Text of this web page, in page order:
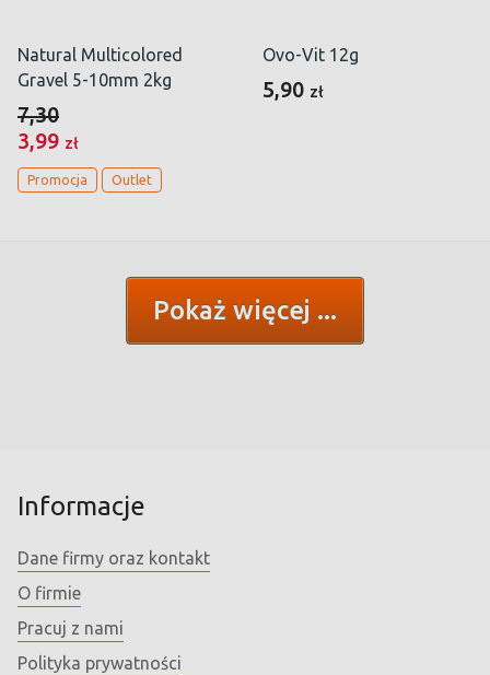
Natural Multicolored
Gravel 5-10mm 2kg
7,30
3,99 zł
Promocja Outlet
Ovo-Vit 12g
5,90 zł
Pokaż więcej
Informacje
Dane firmy oraz kontakt
O firmie
Pracuj z nami
Polityka prywatności